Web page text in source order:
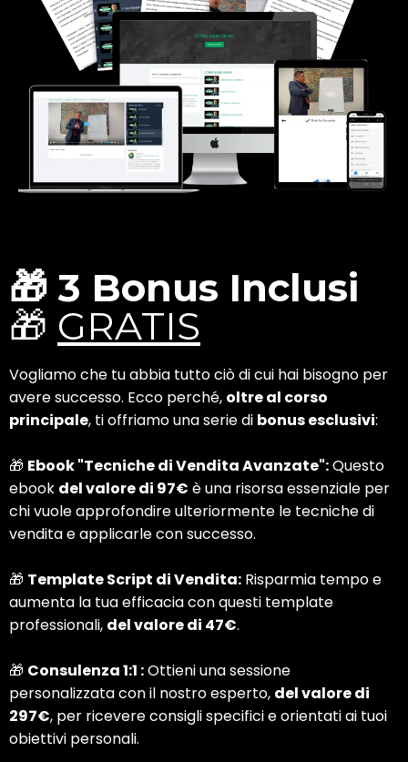
🎁 3 Bonus Inclusi
🎁 GRATIS
Vogliamo che tu abbia tutto ciò di cui hai bisogno per
avere successo. Ecco perché, oltre al corso
principale, ti offriamo una serie di bonus esclusivi:
🎁 Ebook "Tecniche di Vendita Avanzate":Questo
ebook del valore di 97€ è una risorsa essenziale per
chi vuole approfondire ulteriormente le tecniche di
vendita e applicarle con successo.
🎁 Template Script di Vendita: Risparmia tempo e
aumenta la tua efficacia con questi template
professionali, del valore di 47€.
🎁 Consulenza 1:1 :Ottieni una sessione
personalizzata con il nostro esperto, del valore di
297€, per ricevere consigli specifici e orientati ai tuoi
obiettivi personali.